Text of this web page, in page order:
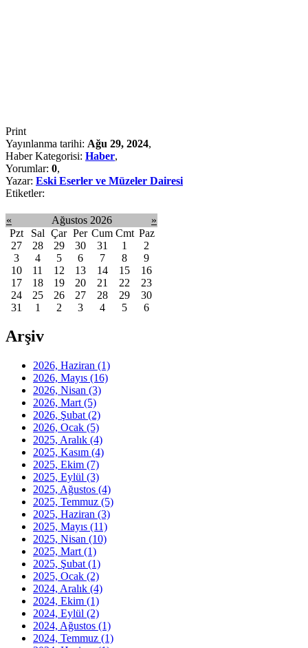
Print
Yayınlanma tarihi: Ağu 29, 2024,
Haber Kategorisi: Haber,
Yorumlar: 0,
Yazar: Eski Eserler ve Müzeler Dairesi
Etiketler:
« Ağustos 2026
»
Pzt
Sal Çar Per Cum Cmt Paz
27
28 29 30 31 1
2
3
4 5 6 7 8
9
10
11 12 13 14 15
16
17
18 19 20 21 22
23
24
25 26 27 28 29
30
31
1 2 3 4 5 6
Arşiv
2026, Haziran (1)
2026, Mayıs (16)
2026, Nisan (3)
2026, Mart (5)
2026, Şubat (2)
2026, Ocak (5)
2025, Aralık (4)
2025, Kasım (4)
2025, Ekim (7)
2025, Eylül (3)
2025, Ağustos (4)
2025, Temmuz (5)
2025, Haziran (3)
2025, Mayıs (11)
2025, Nisan (10)
2025, Mart (1)
2025, Şubat (1)
2025, Ocak (2)
2024, Aralık (4)
2024, Ekim (1)
2024, Eylül (2)
2024, Ağustos (1)
2024, Temmuz (1)